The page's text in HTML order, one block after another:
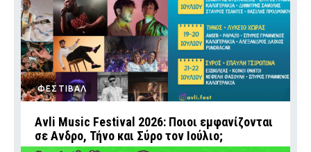
ΦΕΣΤΙΒΑΛ
Avli Music Festival 2026: Ποιοι εμφανίζονται
σε Ανδρο, Τήνο και Σύρο τον Ιούλιο;